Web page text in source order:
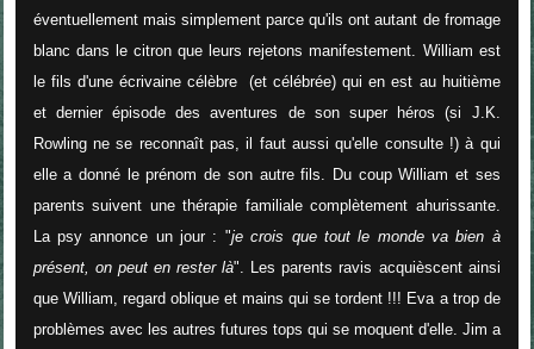
éventuellement mais simplement parce qu'ils ont autant de fromage
blanc dans le citron que leurs rejetons manifestement. William est
le fils d'une écrivaine célèbre (et célébrée) qui en est au huitième
et dernier épisode des aventures de son super héros (si J.K.
Rowling ne se reconnaît pas, il faut aussi qu'elle consulte !) à qui
elle a donné le prénom de son autre fils. Du coup William et ses
parents suivent une thérapie familiale complètement ahurissante.
La psy annonce un jour : "je crois que tout le monde va bien à
présent, on peut en rester là". Les parents ravis acquièscent ainsi
que William, regard oblique et mains qui se tordent !!! Eva a trop de
problèmes avec les autres futures tops qui se moquent d'elle. Jim a